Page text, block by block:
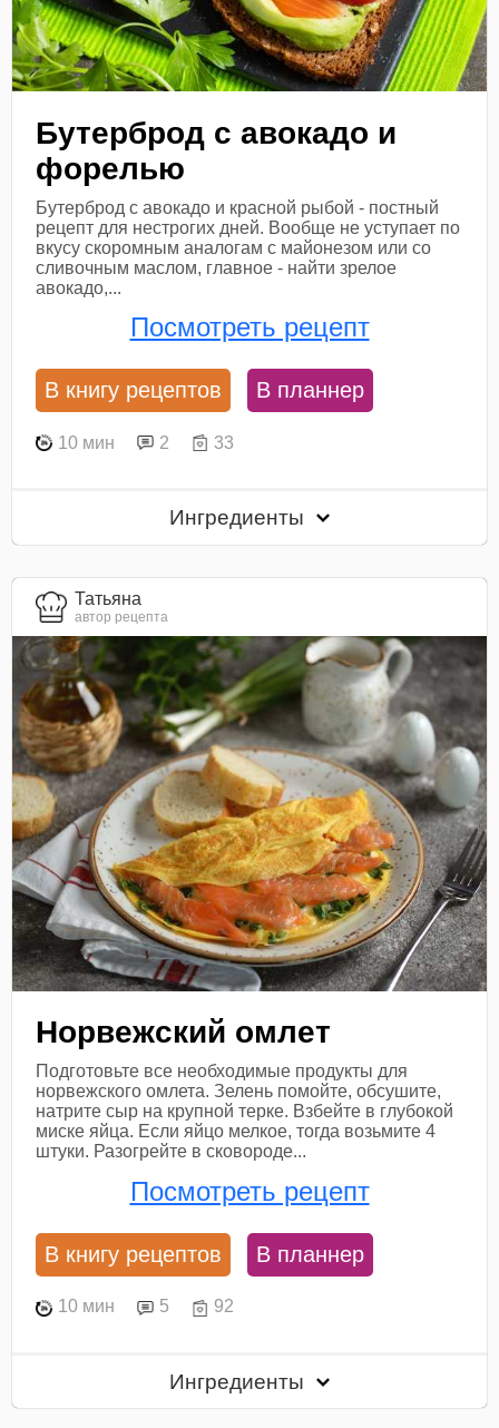
Бутерброд с авокадо и
форелью
Бутерброд с авокадо и красной рыбой - постный
рецепт для нестрогих дней. Вообще не уступает по
вкусу скоромным аналогам с майонезом или со
сливочным маслом, главное - найти зрелое
авокадо,...
Посмотреть рецепт
В книгу рецептов В планнер
10 мин 2 33
Ингредиенты
Татьяна
автор рецепта
Норвежский омлет
Подготовьте все необходимые продукты для
норвежского омлета. Зелень помойте, обсушите,
натрите сыр на крупной терке. Взбейте в глубокой
миске яйца. Если яйцо мелкое, тогда возьмите 4
штуки. Разогрейте в сковороде...
Посмотреть рецепт
В книгу рецептов В планнер
10 мин 5 92
Ингредиенты